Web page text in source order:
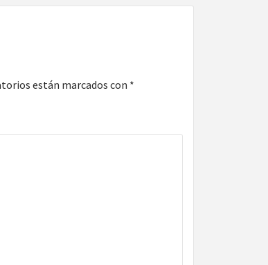
están marcados con *